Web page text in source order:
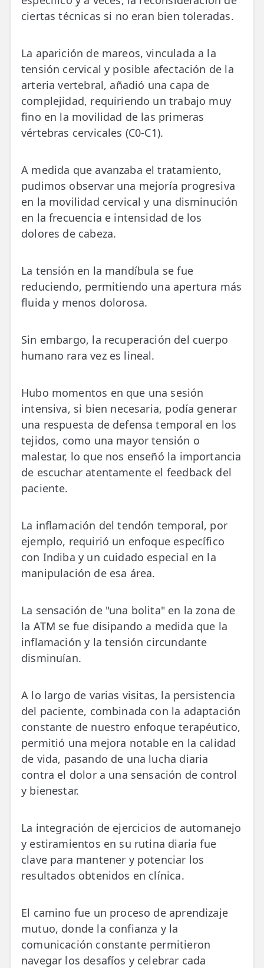
ciertas técnicas si no eran bien toleradas.
La aparición de mareos, vinculada a la
tensión cervical y posible afectación de la
arteria vertebral, añadió una capa de
complejidad, requiriendo un trabajo muy
fino en la movilidad de las primeras
vértebras cervicales (C0-C1).
A medida que avanzaba el tratamiento,
pudimos observar una mejoría progresiva
en la movilidad cervical y una disminución
en la frecuencia e intensidad de los
dolores de cabeza.
La tensión en la mandíbula se fue
reduciendo, permitiendo una apertura más
fluida y menos dolorosa.
Sin embargo, la recuperación del cuerpo
humano rara vez es lineal.
Hubo momentos en que una sesión
intensiva, si bien necesaria, podía generar
una respuesta de defensa temporal en los
tejidos, como una mayor tensión o
malestar, lo que nos enseñó la importancia
de escuchar atentamente el feedback del
paciente.
La inflamación del tendón temporal, por
ejemplo, requirió un enfoque específico
con Indiba y un cuidado especial en la
manipulación de esa área.
La sensación de "una bolita" en la zona de
la ATM se fue disipando a medida que la
inflamación y la tensión circundante
disminuían.
A lo largo de varias visitas, la persistencia
del paciente, combinada con la adaptación
constante de nuestro enfoque terapéutico,
permitió una mejora notable en la calidad
de vida, pasando de una lucha diaria
contra el dolor a una sensación de control
y bienestar.
La integración de ejercicios de automanejo
y estiramientos en su rutina diaria fue
clave para mantener y potenciar los
resultados obtenidos en clínica.
El camino fue un proceso de aprendizaje
mutuo, donde la confianza y la
comunicación constante permitieron
navegar los desafíos y celebrar cada